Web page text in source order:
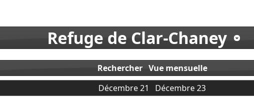
Refuge de Clar-Chaney
Rechercher Vue mensuelle
Décembre 21
Décembre 23